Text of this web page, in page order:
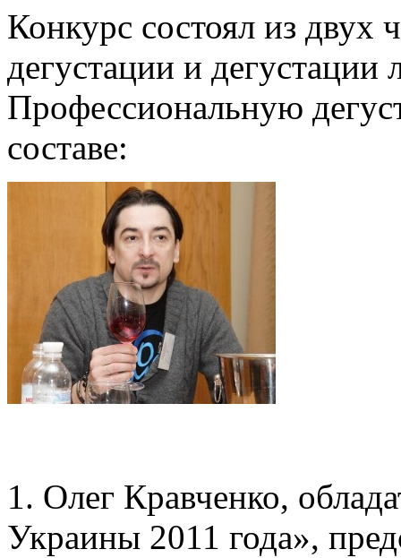
Конкурс состоял из двух
дегустации и дегустации
Профессиональную
составе:
1. Олег Кравченко,
Украины 2011 года»,